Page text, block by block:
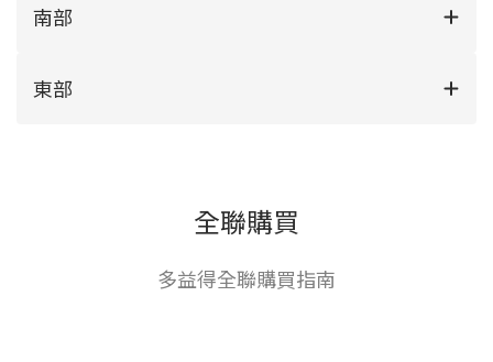
南部
東部
全聯購買
多益得全聯購買指南